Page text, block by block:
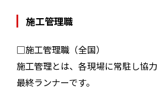
施工管理職
□施工管理職（全国）
施工管理とは、各現場に常駐し協
最終ランナーです。